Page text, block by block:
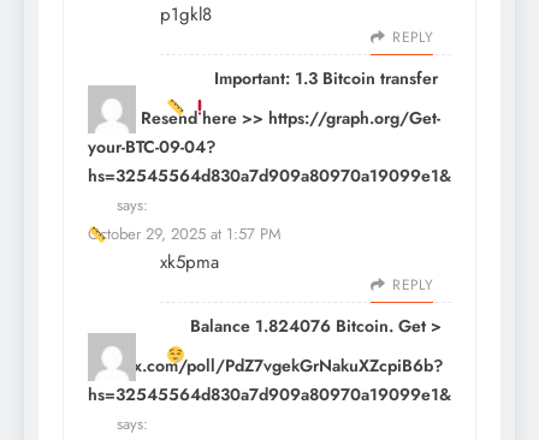
p1gkl8
REPLY
Important: 1.3 Bitcoin transfer
failed. Resend here >> https://graph.org/Get-
your-BTC-09-04?
hs=32545564d830a7d909a80970a19099e1&
says:
October 29, 2025 at 1:57 PM
xk5pma
REPLY
Balance 1.824076 Bitcoin. Get >
yandex.com/poll/PdZ7vgekGrNakuXZcpiB6b?
hs=32545564d830a7d909a80970a19099e1&
says: